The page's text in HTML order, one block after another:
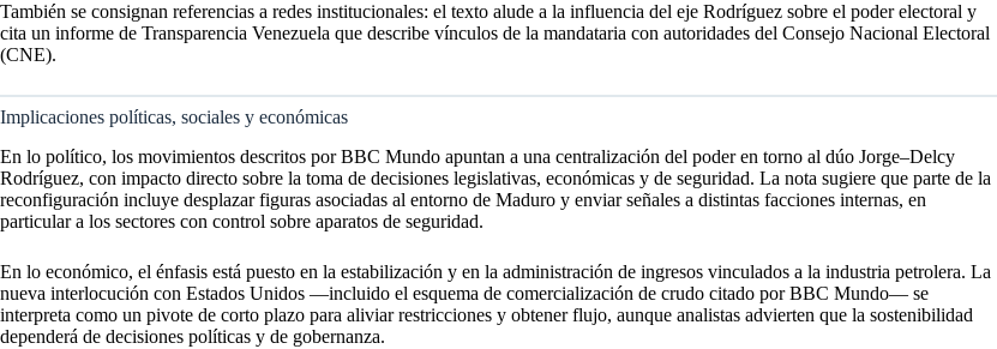
También se consignan referencias a redes institucionales: el texto alude a la influencia del eje Rodríguez sobre el poder electoral y
cita un informe de Transparencia Venezuela que describe vínculos de la mandataria con autoridades del Consejo Nacional Electoral
(CNE).
Implicaciones políticas, sociales y económicas
En lo político, los movimientos descritos por BBC Mundo apuntan a una centralización del poder en torno al dúo Jorge–Delcy
Rodríguez, con impacto directo sobre la toma de decisiones legislativas, económicas y de seguridad. La nota sugiere que parte de la
reconfiguración incluye desplazar figuras asociadas al entorno de Maduro y enviar señales a distintas facciones internas, en
particular a los sectores con control sobre aparatos de seguridad.
En lo económico, el énfasis está puesto en la estabilización y en la administración de ingresos vinculados a la industria petrolera. La
nueva interlocución con Estados Unidos —incluido el esquema de comercialización de crudo citado por BBC Mundo— se
interpreta como un pivote de corto plazo para aliviar restricciones y obtener flujo, aunque analistas advierten que la sostenibilidad
dependerá de decisiones políticas y de gobernanza.